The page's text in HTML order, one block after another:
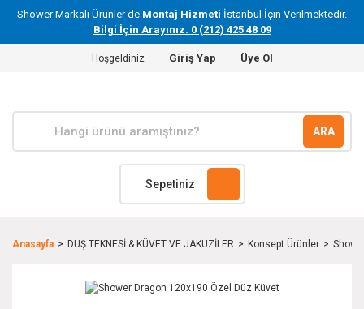
Shower Markalı Ürünler de Montaj Hizmeti İstanbul İçin Verilmektedir.
Bilgi İçin Arayınız. 0 (212) 425 48 09
Hoşgeldiniz Giriş Yap Üye Ol
ARA
Sepetiniz
Anasayfa DUŞ TEKNESİ & KÜVET VE JAKUZİLER Konsept Ürünler